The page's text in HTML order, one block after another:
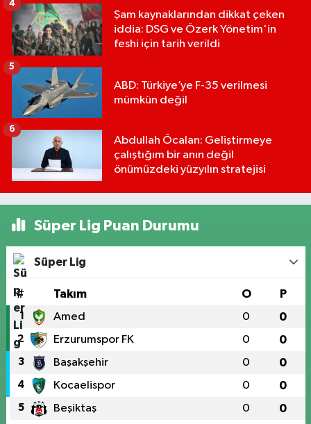
Şam kaynaklarından dikkat çeken
iddia: DSG ve Özerk Yönetim'in
feshi için tarih verildi
4
ABD: Türkiye’ye F-35 verilmesi
mümkün değil
5
Abdullah Öcalan: Geliştirmeye
çalıştığım bir anın değil
önümüzdeki yüzyılın stratejisi
6
Süper Lig Puan Durumu
Süper Lig
# Takım O P
1 Amed 0 0
2 Erzurumspor FK 0 0
3 Başakşehir 0 0
4 Kocaelispor 0 0
5 Beşiktaş 0 0